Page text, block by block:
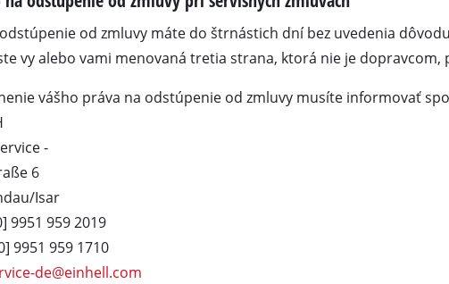
Rezacie / oddeľovacie stroje
Lampy
Miešadlá
Lasery / meracie prístroje
Nastrekovače farby
Tavné lepiace pištole
Výrobníky prúdu
Zdvíhacie / ťažné stroje
Kefy na čistenie povrchov
Čistice škárovacej
Nožnice na trávu
od zmluvy máte do štrnástich dní bez uvedenia
vy alebo vami menovaná tretia strana, ktorá nie je dopravcom,
vášho práva na odstúpenie od zmluvy musíte informovať
-
6
Isar
9951 959 2019
9951 959 1710
de@einhell.com